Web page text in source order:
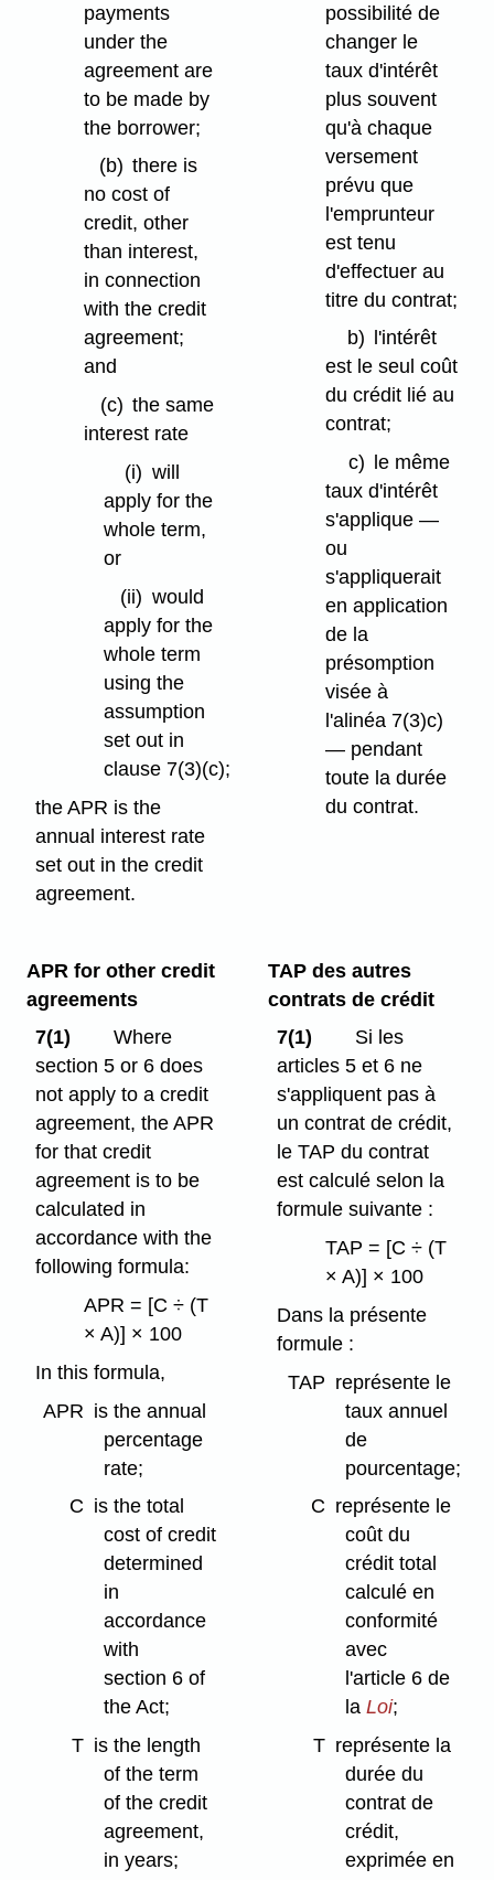
payments
under the
agreement are
to be made by
the borrower;
(b) there is
no cost of
credit, other
than interest,
in connection
with the credit
agreement;
and
(c) the same
interest rate
(i) will
apply for the
whole term,
or
(ii) would
apply for the
whole term
using the
assumption
set out in
clause 7(3)⁠(c);
the APR is the
annual interest rate
set out in the credit
agreement.
possibilité de
changer le
taux d'intérêt
plus souvent
qu'à chaque
versement
prévu que
l'emprunteur
est tenu
d'effectuer au
titre du contrat;
b)
l'intérêt
est le seul coût
du crédit lié au
contrat;
c)
le même
taux d'intérêt
s'applique —
ou
s'appliquerait
en application
de la
présomption
visée à
l'alinéa 7(3)c)
— pendant
toute la durée
du contrat.
APR for other credit
agreements
7(1)
Where
section 5 or 6 does
not apply to a credit
agreement, the APR
for that credit
agreement is to be
calculated in
accordance with the
following formula:
APR = [C ÷ (T
× A)] × 100
In this formula,
APR is the annual
percentage
rate;
C is the total
cost of credit
determined
in
accordance
with
section 6 of
the Act;
T is the length
of the term
of the credit
agreement,
in years;
TAP des autres
contrats de crédit
7(1)
Si les
articles 5 et 6 ne
s'appliquent pas à
un contrat de crédit,
le TAP du contrat
est calculé selon la
formule suivante :
TAP = [C ÷ (T
× A)] × 100
Dans la présente
formule :
TAP représente le
taux annuel
de
pourcentage;
C représente le
coût du
crédit total
calculé en
conformité
avec
l'article 6 de
la Loi;
T représente la
durée du
contrat de
crédit,
exprimée en